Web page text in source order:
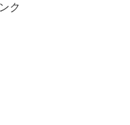
ク